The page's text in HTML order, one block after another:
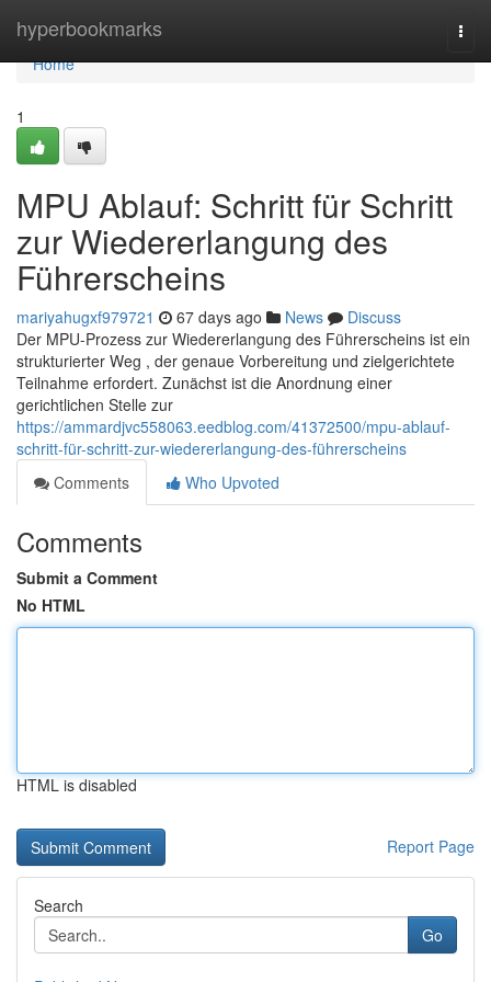
hyperbookmarks
Home
Home
1
MPU Ablauf: Schritt für Schritt
zur Wiedererlangung des
Führerscheins
mariyahugxf979721 67 days ago News
Discuss
Der MPU-Prozess zur Wiedererlangung des Führerscheins ist ein
strukturierter Weg , der genaue Vorbereitung und zielgerichtete
Teilnahme erfordert. Zunächst ist die Anordnung einer
gerichtlichen Stelle zur
https://ammardjvc558063.eedblog.com/41372500/mpu-ablauf-
schritt-für-schritt-zur-wiedererlangung-des-führerscheins
Comments
Who Upvoted
Comments
Submit a Comment
No HTML
HTML is disabled
Report Page
Search
Go